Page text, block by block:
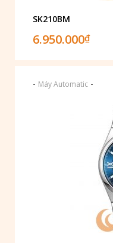
SK210BM
6.950.000₫
- Máy Automatic -